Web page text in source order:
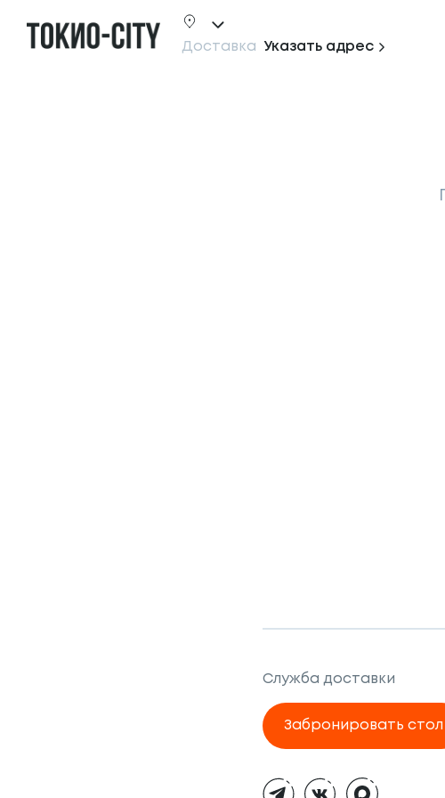
Доставка Указать адрес
Служба доставки
Забронировать стол